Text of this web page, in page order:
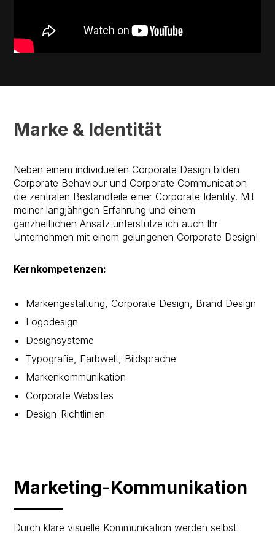
Marke & Identität
Neben einem individuellen Corporate Design bilden
Corporate Behaviour und Corporate Communication
die zentralen Bestandteile einer Corporate Identity. Mit
meiner langjährigen Erfahrung und einem
ganzheitlichen Ansatz unterstütze ich auch Ihr
Unternehmen mit einem gelungenen Corporate Design!
Kernkompetenzen:
Markengestaltung, Corporate Design, Brand Design
Logodesign
Designsysteme
Typografie, Farbwelt, Bildsprache
Markenkommunikation
Corporate Websites
Design-Richtlinien
Marketing-Kommunikation
Durch klare visuelle Kommunikation werden selbst